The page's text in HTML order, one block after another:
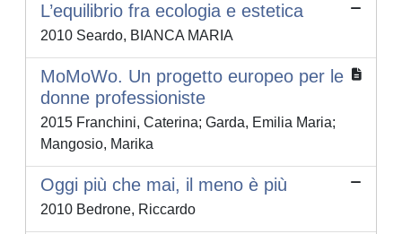
L’equilibrio fra ecologia e estetica
2010 Seardo, BIANCA MARIA
MoMoWo. Un progetto europeo per le
donne professioniste
2015 Franchini, Caterina; Garda, Emilia Maria;
Mangosio, Marika
Oggi più che mai, il meno è più
2010 Bedrone, Riccardo